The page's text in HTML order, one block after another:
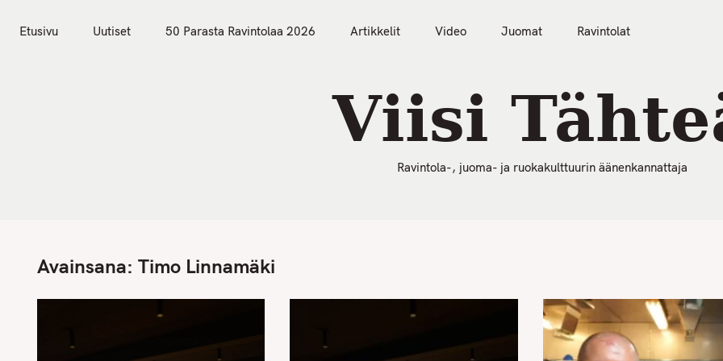
Etusivu Uutiset 50 Parasta Ravintolaa 2026 Artikkelit Video Juomat Ravintolat
Viisi
Ravintola-, juoma- ja ruokakulttuurin äänenkannattaja
Avainsana: Timo Linnamäki